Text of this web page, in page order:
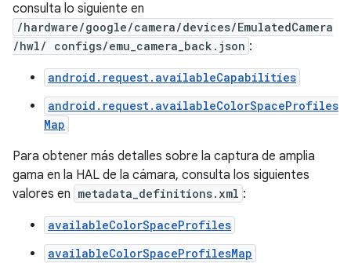
consulta lo siguiente en
/hardware/google/camera/devices/EmulatedCamera
/hwl/ configs/emu_camera_back.json :
android.request.availableCapabilities
android.request.availableColorSpaceProfiles
Map
Para obtener más detalles sobre la captura de amplia
gama en la HAL de la cámara, consulta los siguientes
valores en metadata_definitions.xml :
availableColorSpaceProfiles
availableColorSpaceProfilesMap